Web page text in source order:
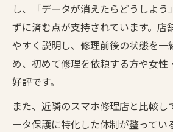
し、「データが消えたらどうしよう
ずに済む点が支持されています。店
やすく説明し、修理前後の状態を一
め、初めて修理を依頼する方や女性
好評です。
また、近隣のスマホ修理店と比較し
ータ保護に特化した体制が整ってい